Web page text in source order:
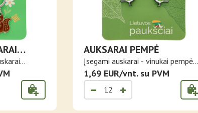
AUKSARAI PEMPĖ
Įsegami auskarai - vinukai pempė.
Sili..
1,69 EUR/vnt. su PVM